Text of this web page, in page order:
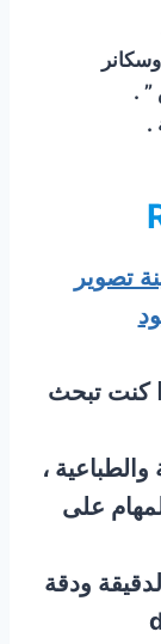
” .
.
تصوير
كنت تبحث
والطباعية ،
على
ورقة فى الدقيقة ودقة